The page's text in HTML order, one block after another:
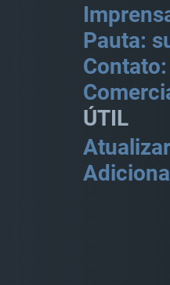
Pauta:
ÚTIL